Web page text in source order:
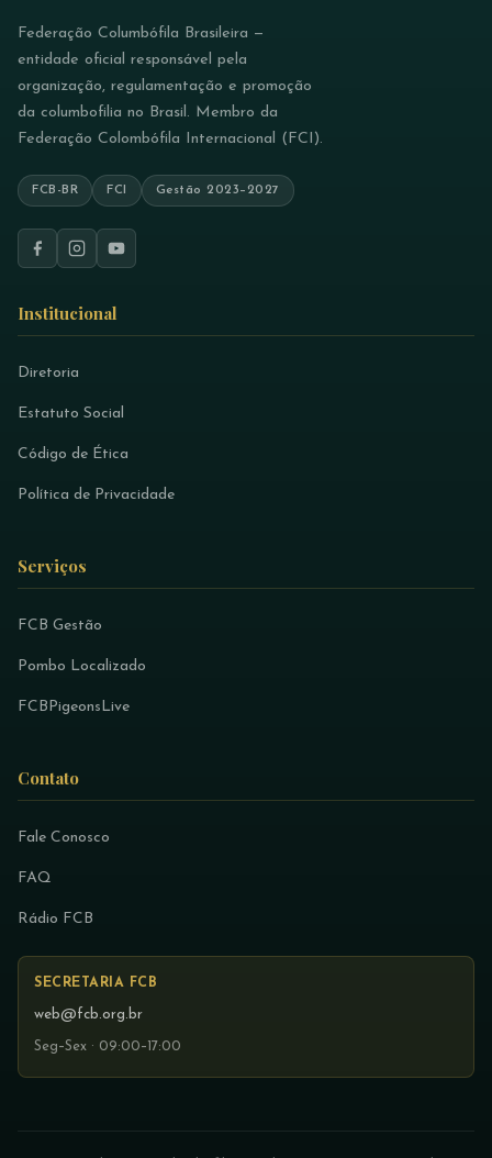
Federação Columbófila Brasileira —
entidade oficial responsável pela
organização, regulamentação e promoção
da columbofilia no Brasil. Membro da
Federação Colombófila Internacional (FCI).
FCB-BR FCI Gestão 2023–2027
Institucional
Diretoria
Estatuto Social
Código de Ética
Política de Privacidade
Serviços
FCB Gestão
Pombo Localizado
FCBPigeonsLive
Contato
Fale Conosco
FAQ
Rádio FCB
SECRETARIA FCB
web@fcb.org.br
Seg–Sex · 09:00–17:00